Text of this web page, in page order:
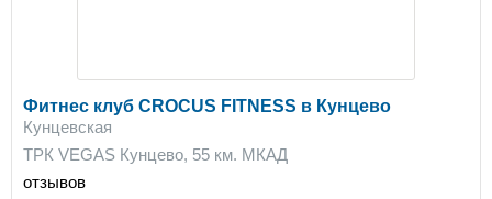
Фитнес клуб CROCUS FITNESS в Кунцево
Кунцевская
ТРК VEGAS Кунцево, 55 км. МКАД
отзывов